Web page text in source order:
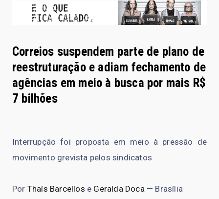
Correios suspendem parte de plano de
reestruturação e adiam fechamento de
agências em meio à busca por mais R$
7 bilhões
Interrupção foi proposta em meio à pressão de
movimento grevista pelos sindicatos
Por Thaís Barcellos e Geralda Doca — Brasília